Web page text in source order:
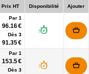
Prix HT Disponibilité Ajouter
Par 1
96.16 €
Dès 3
91.35 €
Par 1
153.5 €
Dès 3